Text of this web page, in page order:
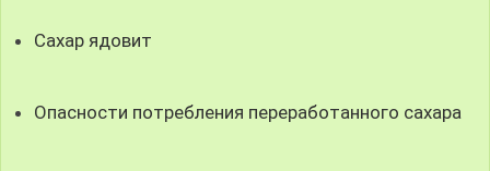
Сахар ядовит
Опасности потребления переработанного сахара